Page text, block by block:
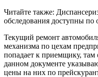
Читайте также:
обследования доступны по
Текущий ремонт
механизма по цехам
попадает к приемщику, там
данном документе
цены на них по